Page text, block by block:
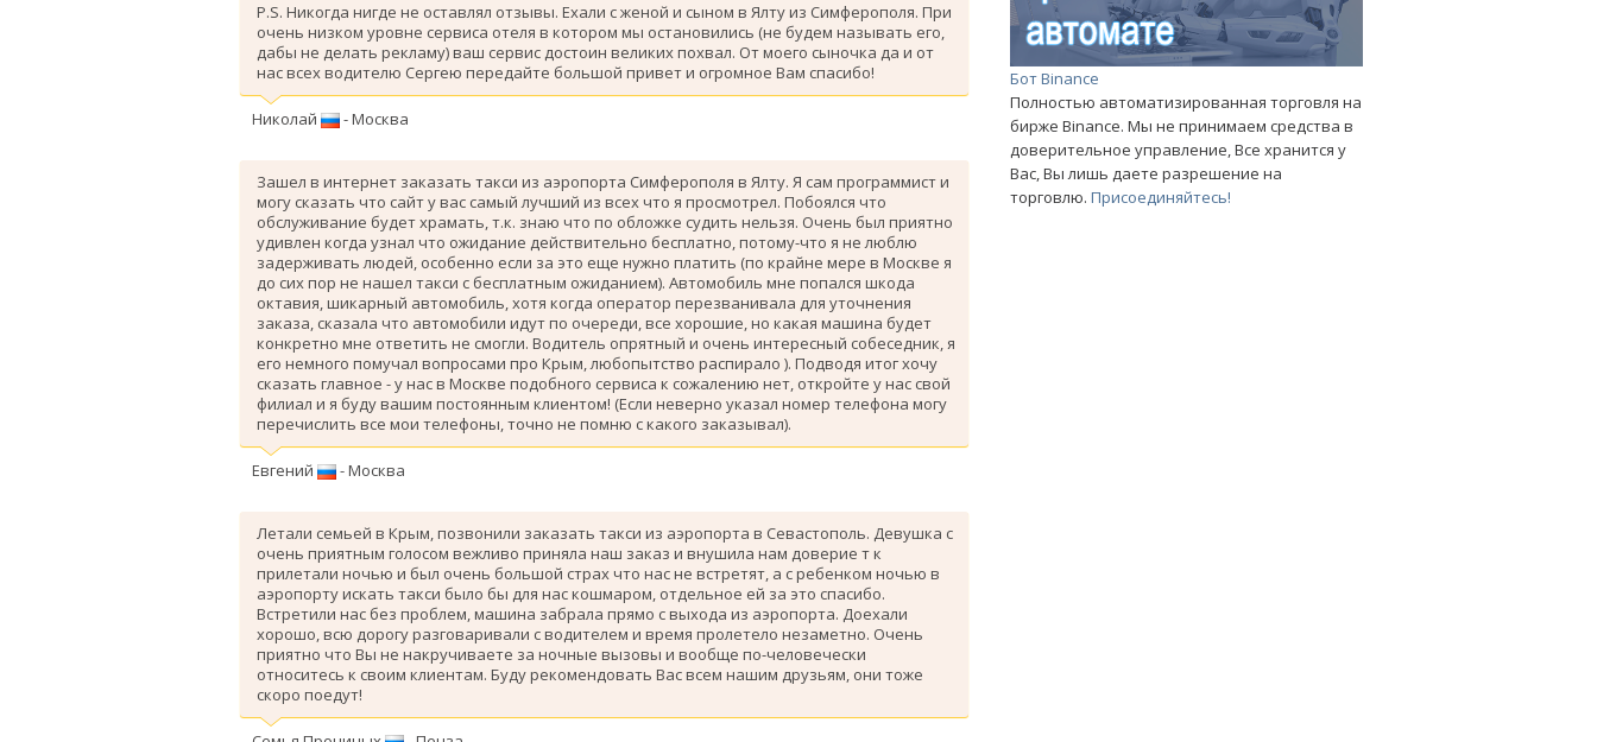
P.S. Никогда нигде не оставлял отзывы. Ехали с женой и сыном в Ялту из Симферополя. При
очень низком уровне сервиса отеля в котором мы остановились (не будем называть его,
дабы не делать рекламу) ваш сервис достоин великих похвал. От моего сыночка да и от
нас всех водителю Сергею передайте большой привет и огромное Вам спасибо!
Николай - Москва
Зашел в интернет заказать такси из аэропорта Симферополя в Ялту. Я сам программист и
могу сказать что сайт у вас самый лучший из всех что я просмотрел. Побоялся что
обслуживание будет храмать, т.к. знаю что по обложке судить нельзя. Очень был приятно
удивлен когда узнал что ожидание действительно бесплатно, потому-что я не люблю
задерживать людей, особенно если за это еще нужно платить (по крайне мере в Москве я
до сих пор не нашел такси с бесплатным ожиданием). Автомобиль мне попался шкода
октавия, шикарный автомобиль, хотя когда оператор перезванивала для уточнения
заказа, сказала что автомобили идут по очереди, все хорошие, но какая машина будет
конкретно мне ответить не смогли. Водитель опрятный и очень интересный собеседник, я
его немного помучал вопросами про Крым, любопытство распирало ). Подводя итог хочу
сказать главное - у нас в Москве подобного сервиса к сожалению нет, откройте у нас свой
филиал и я буду вашим постоянным клиентом! (Если неверно указал номер телефона могу
перечислить все мои телефоны, точно не помню с какого заказывал).
Евгений - Москва
Летали семьей в Крым, позвонили заказать такси из аэропорта в Севастополь. Девушка с
очень приятным голосом вежливо приняла наш заказ и внушила нам доверие т к
прилетали ночью и был очень большой страх что нас не встретят, а с ребенком ночью в
аэропорту искать такси было бы для нас кошмаром, отдельное ей за это спасибо.
Вcтретили нас без проблем, машина забрала прямо с выхода из аэропорта. Доехали
хорошо, всю дорогу разговаривали с водителем и время пролетело незаметно. Очень
приятно что Вы не накручиваете за ночные вызовы и вообще по-человечески
относитесь к своим клиентам. Буду рекомендовать Вас всем нашим друзьям, они тоже
скоро поедут!
Бот Binance
Полностью автоматизированная торговля на
бирже Binance. Мы не принимаем средства в
доверительное управление, Все хранится у
Вас, Вы лишь даете разрешение на
торговлю.Присоединяйтесь!